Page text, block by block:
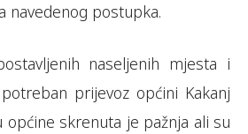
navedenog postupka.
naseljenih mjesta i
prijevoz općini Kakanj
općine skrenuta je pažnja ali su